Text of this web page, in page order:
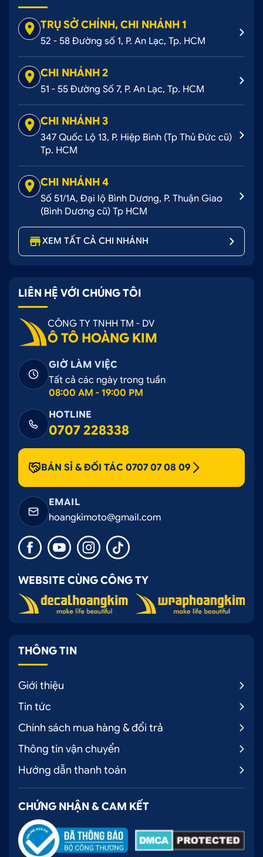
TRỤ SỞ CHÍNH, CHI NHÁNH 1
52 - 58 Đường số 1, P. An Lạc, Tp. HCM
CHI NHÁNH 2
51 - 55 Đường Số 7, P. An Lạc, Tp. HCM
CHI NHÁNH 3
347 Quốc Lộ 13, P. Hiệp Bình (Tp Thủ Đức cũ)
Tp. HCM
CHI NHÁNH 4
Số 51/1A, Đại lộ Bình Dương, P. Thuận Giao
(Bình Dương cũ) Tp HCM
XEM TẤT CẢ CHI NHÁNH
LIÊN HỆ VỚI CHÚNG TÔI
CÔNG TY TNHH TM - DV
Ô TÔ HOÀNG KIM
GIỜ LÀM VIỆC
Tất cả các ngày trong tuần
08:00 AM - 19:00 PM
HOTLINE
0707 228338
BÁN SỈ & ĐỐI TÁC 0707 07 08 09
EMAIL
hoangkimoto@gmail.com
WEBSITE CÙNG CÔNG TY
THÔNG TIN
Giới thiệu
Tin tức
Chính sách mua hàng & đổi trả
Thông tin vận chuyển
Hướng dẫn thanh toán
CHỨNG NHẬN & CAM KẾT